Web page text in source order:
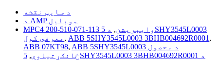
د سایټ نقشه
د AMP موبایل
MPC4 200-510-071-113 وایبریشن,
د 5SHY3545L0003
معرفي کول , ABB 5SHY3545L0003 3BHB004692R0001 ,
ABB 07KT98, ABB 5SHY3545L0003 د محصول
ځانګړتیاوې, 5SHY3545L0003 3BHB004692R0001 د